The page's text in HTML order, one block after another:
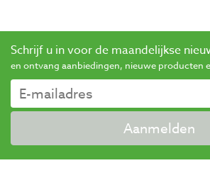
Schrijf u in voor de maandelijkse
en ontvang aanbiedingen, nieuwe producten
Aanmelden